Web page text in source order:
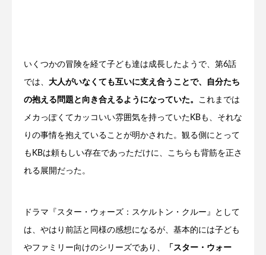
いくつかの冒険を経て子ども達は成長したようで、第6話
では、 大人がいなくても互いに支え合うことで、自分たち
の抱える問題と向き合えるようになっていた。 これまでは
メカっぽくてカッコいい雰囲気を持っていたKBも、それな
りの事情を抱えていることが明かされた。観る側にとって
もKBは頼もしい存在であっただけに、こちらも背筋を正さ
れる展開だった。
ドラマ『スター・ウォーズ：スケルトン・クルー』として
は、やはり前話と同様の感想になるが、基本的には子ども
やファミリー向けのシリーズであり、 「スター・ウォー